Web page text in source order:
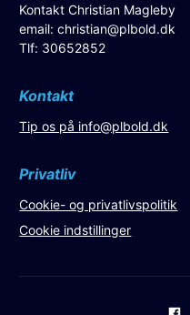
Kontakt Christian Magleby
email:christian@plbold.dk
Tlf: 30652852
Kontakt
Tip os på info@plbold.dk
Privatliv
Cookie- og privatlivspolitik
Cookie indstillinger